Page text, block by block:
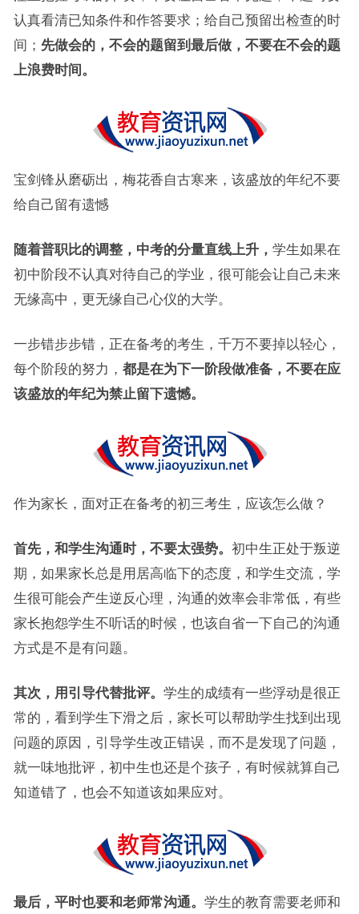
认真看清已知条件和作答要求；给自己预留出检查的时
间； 先做会的，不会的题留到最后做，不要在不会的题
上浪费时间。
宝剑锋从磨砺出，梅花香自古寒来，该盛放的年纪不要
给自己留有遗憾
随着普职比的调整，中考的分量直线上升， 学生如果在
初中阶段不认真对待自己的学业，很可能会让自己未来
无缘高中，更无缘自己心仪的大学。
一步错步步错，正在备考的考生，千万不要掉以轻心，
每个阶段的努力， 都是在为下一阶段做准备，不要在应
该盛放的年纪为禁止留下遗憾。
作为家长，面对正在备考的初三考生，应该怎么做？
首先，和学生沟通时，不要太强势。 初中生正处于叛逆
期，如果家长总是用居高临下的态度，和学生交流，学
生很可能会产生逆反心理，沟通的效率会非常低，有些
家长抱怨学生不听话的时候，也该自省一下自己的沟通
方式是不是有问题。
其次，用引导代替批评。 学生的成绩有一些浮动是很正
常的，看到学生下滑之后，家长可以帮助学生找到出现
问题的原因，引导学生改正错误，而不是发现了问题，
就一味地批评，初中生也还是个孩子，有时候就算自己
知道错了，也会不知道该如果应对。
最后，平时也要和老师常沟通。 学生的教育需要老师和